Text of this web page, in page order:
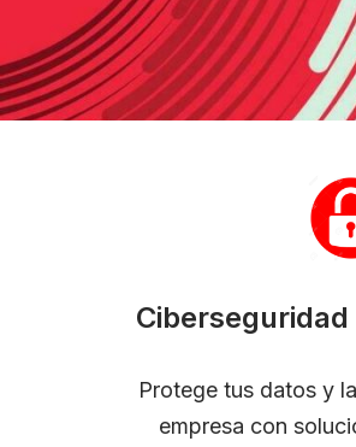
Protege tus datos y
empresa con